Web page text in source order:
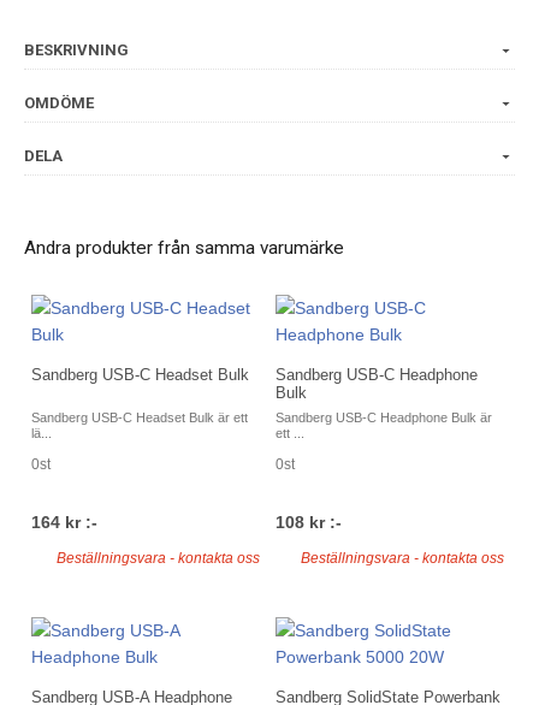
BESKRIVNING
OMDÖME
DELA
Andra produkter från samma varumärke
Sandberg USB-C Headset Bulk
Sandberg USB-C Headset Bulk är ett
lä...
0st
164 kr :-
Beställningsvara - kontakta oss
Sandberg USB-C Headphone
Bulk
Sandberg USB-C Headphone Bulk är
ett ...
0st
108 kr :-
Beställningsvara - kontakta oss
Sandberg USB-A Headphone
Sandberg SolidState Powerbank